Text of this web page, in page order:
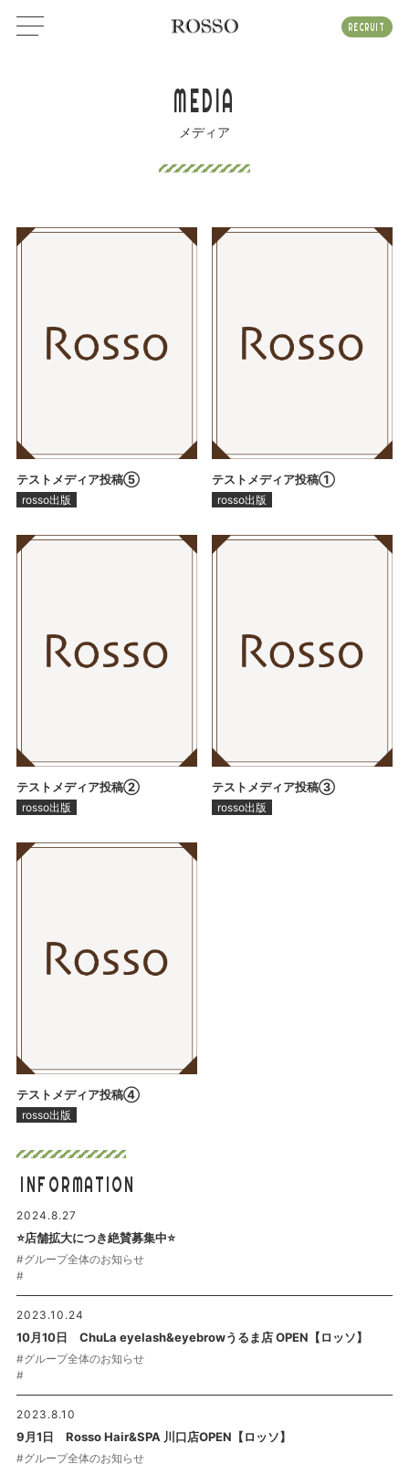
RECRUIT
MEDIA
メディア
テストメディア投稿⑤
rosso出版
テストメディア投稿①
rosso出版
テストメディア投稿②
rosso出版
テストメディア投稿③
rosso出版
テストメディア投稿④
rosso出版
INFORMATION
2024.8.27
⭐店舗拡大につき絶賛募集中⭐
#グループ全体のお知らせ
#
2023.10.24
10月10日 ChuLa eyelash&eyebrowうるま店 OPEN【ロッソ】
#グループ全体のお知らせ
#
2023.8.10
9月1日 Rosso Hair&SPA 川口店OPEN【ロッソ】
#グループ全体のお知らせ